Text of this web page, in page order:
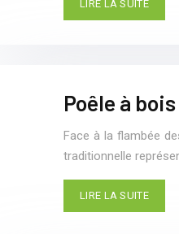
LIRE LA SUITE
Poêle à
Face à la flambée
traditionnelle
LIRE LA SUITE